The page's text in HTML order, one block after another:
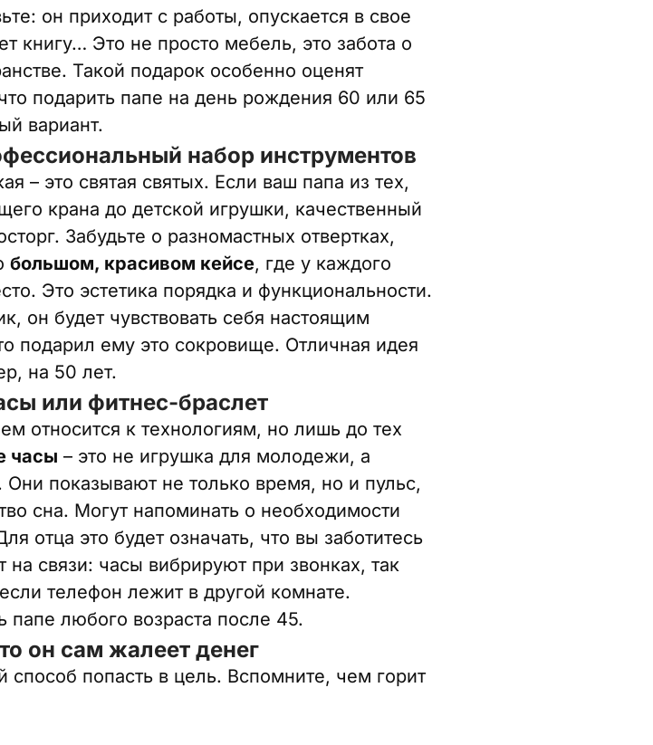
он приходит с работы, опускается в свое
книгу… Это не просто мебель, это забота о
Такой подарок особенно оценят
подарить папе на день рождения 60 или 65
вариант.
набор инструментов
– это святая святых. Если ваш папа из тех,
крана до детской игрушки, качественный
Забудьте о разномастных отвертках,
большом, красивом кейсе, где у каждого
Это эстетика порядка и функциональности.
он будет чувствовать себя настоящим
подарил ему это сокровище. Отличная идея
на 50 лет.
или фитнес-браслет
относится к технологиям, но лишь до тех
часы – это не игрушка для молодежи, а
показывают не только время, но и пульс,
сна. Могут напоминать о необходимости
отца это будет означать, что вы заботитесь
связи: часы вибрируют при звонках, так
телефон лежит в другой комнате.
любого возраста после 45.
он сам жалеет денег
попасть в цель. Вспомните, чем горит